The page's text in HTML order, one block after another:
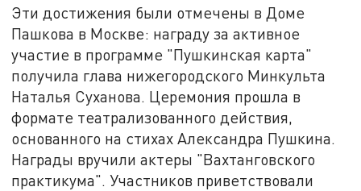
Эти достижения были отмечены в Доме
Пашкова в Москве: награду за активное
участие в программе "Пушкинская карта"
получила глава нижегородского Минкульта
Наталья Суханова. Церемония прошла в
формате театрализованного действия,
основанного на стихах Александра Пушкина.
Награды вручили актеры "Вахтанговского
практикума". Участников приветствовали